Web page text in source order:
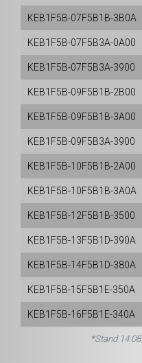
KEB1F5B-07F5B1B-3B0A
KEB1F5B-07F5B3A-0A00
KEB1F5B-07F5B3A-3900
KEB1F5B-09F5B1B-2B00
KEB1F5B-09F5B1B-3A00
KEB1F5B-09F5B3A-3900
KEB1F5B-10F5B1B-2A00
KEB1F5B-10F5B1B-3A0A
KEB1F5B-12F5B1B-3500
KEB1F5B-13F5B1D-390A
KEB1F5B-14F5B1D-380A
KEB1F5B-15F5B1E-350A
KEB1F5B-16F5B1E-340A
*Stand